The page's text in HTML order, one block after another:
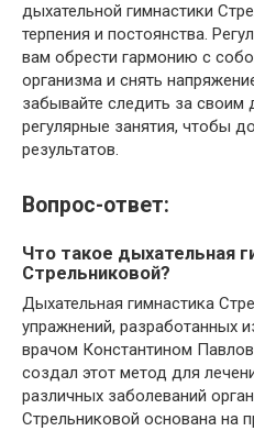
дыхательной гимнастики
терпения и постоянства.
вам обрести гармонию с
организма и снять
забывайте следить за своим
регулярные занятия, чтобы
результатов.
Вопрос-ответ:
Что такое дыхательная
Стрельниковой?
Дыхательная гимнастика
упражнений, разработанных
врачом Константином
создал этот метод для
различных заболеваний
Стрельниковой основана на